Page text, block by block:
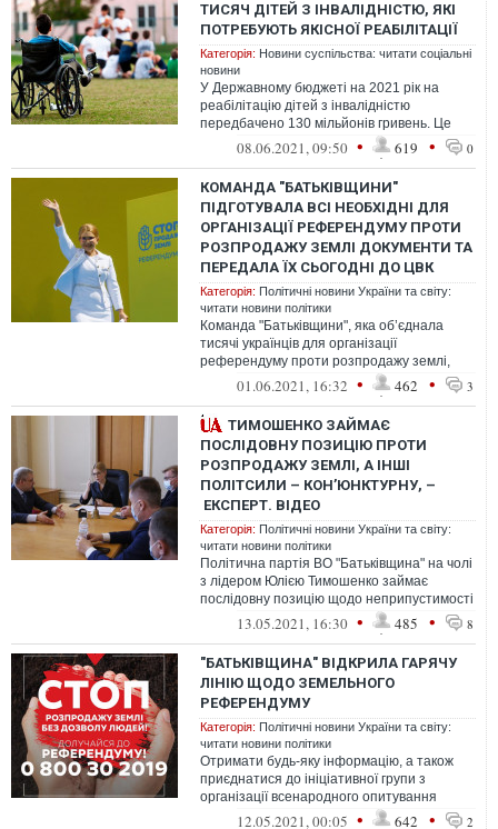
ТИСЯЧ ДІТЕЙ З ІНВАЛІДНІСТЮ, ЯКІ
ПОТРЕБУЮТЬ ЯКІСНОЇ РЕАБІЛІТАЦІЇ
Категорія: Новини суспільства: читати соціальні
новини
У Державному бюджеті на 2021 рік на
реабілітацію дітей з інвалідністю
передбачено 130 мільйонів гривень. Це
дасть можливість надати реабілітаційні
08.06.2021, 09:50 • 619 • 0
КОМАНДА "БАТЬКІВЩИНИ"
ПІДГОТУВАЛА ВСІ НЕОБХІДНІ ДЛЯ
ОРГАНІЗАЦІЇ РЕФЕРЕНДУМУ ПРОТИ
РОЗПРОДАЖУ ЗЕМЛІ ДОКУМЕНТИ ТА
ПЕРЕДАЛА ЇХ СЬОГОДНІ ДО ЦВК
Категорія: Політичні новини України та світу:
читати новини політики
Команда "Батьківщини", яка об’єднала
тисячі українців для організації
референдуму проти розпродажу землі,
підготувала всі необхідні документи та
01.06.2021, 16:32 • 462 • 3
ТИМОШЕНКО ЗАЙМАЄ
ПОСЛІДОВНУ ПОЗИЦІЮ ПРОТИ
РОЗПРОДАЖУ ЗЕМЛІ, А ІНШІ
ПОЛІТСИЛИ – КОН’ЮНКТУРНУ, –
ЕКСПЕРТ. ВІДЕО
Категорія: Політичні новини України та світу:
читати новини політики
Політична партія ВО "Батьківщина" на чолі
з лідером Юлією Тимошенко займає
послідовну позицію щодо неприпустимості
продажу землі сільськогосподарськог...
13.05.2021, 16:30 • 485 • 8
"БАТЬКІВЩИНА" ВІДКРИЛА ГАРЯЧУ
ЛІНІЮ ЩОДО ЗЕМЕЛЬНОГО
РЕФЕРЕНДУМУ
Категорія: Політичні новини України та світу:
читати новини політики
Отримати будь-яку інформацію, а також
приєднатися до ініціативної групи з
організації всенародного опитування
можна за номером безкоштовної
12.05.2021, 00:05 • 642 • 2